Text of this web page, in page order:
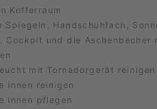
Kofferraum
Spiegeln, Handschuhfach,
Cockpit und die Aschenbecher
mit Tornadorgerät reinigen
innen reinigen
innen pflegen